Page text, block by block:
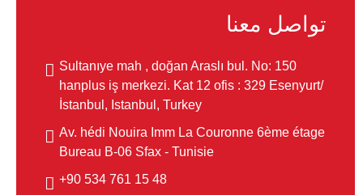
تواصل معنا
Sultanıye mah , doğan Araslı bul. No: 150
hanplus iş merkezi. Kat 12 ofis : 329 Esenyurt/
İstanbul, Istanbul, Turkey
Av. hédi Nouira Imm La Couronne 6ème étage
Bureau B-06 Sfax - Tunisie
48 15 761 534 90+